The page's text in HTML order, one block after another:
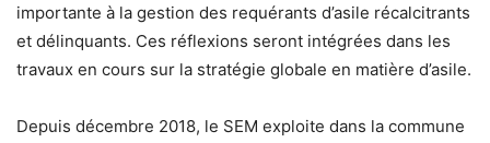
importante à la gestion des requérants d’asile récalcitrants
et délinquants. Ces réflexions seront intégrées dans les
travaux en cours sur la stratégie globale en matière d’asile.
Depuis décembre 2018, le SEM exploite dans la commune